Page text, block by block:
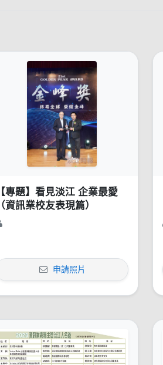
【專題】看見淡江 企業最愛
（資訊業校友表現篇）
申請照片